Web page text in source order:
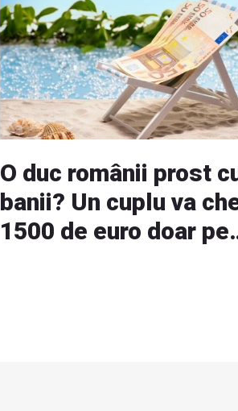
O duc românii prost
banii? Un cuplu va
1500 de euro doar pe